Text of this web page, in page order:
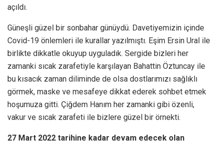
açıldı.
Güneşli güzel bir sonbahar günüydü. Davetiyemizin içinde
Covid-19 önlemleri ile kurallar yazılmıştı. Eşim Ersin Ural ile
birlikte dikkatle okuyup uyguladık. Sergide bizleri her
zamanki sıcak zarafetiyle karşılayan Bahattin Öztuncay ile
bu kısacık zaman diliminde de olsa dostlarımızı sağlıklı
görmek, maske ve mesafeye dikkat ederek sohbet etmek
hoşumuza gitti. Çiğdem Hanım her zamanki gibi özenli,
vakur ve sıcak zarafeti ile bizlere güzel bir örnekti.
27 Mart 2022 tarihine kadar devam edecek olan